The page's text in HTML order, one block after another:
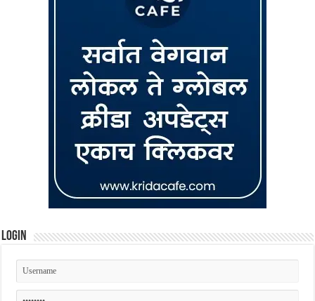
Login